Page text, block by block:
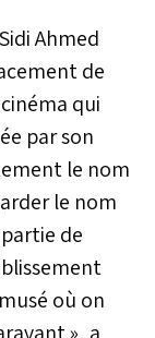
Ahmed
de
qui
par son
le nom
le nom
de
où on